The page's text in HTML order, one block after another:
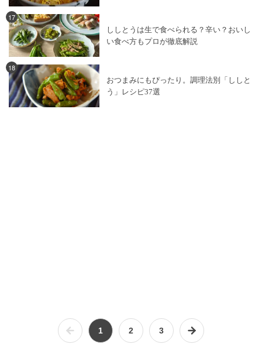
17
ししとうは生で食べられる？辛い？おいし
い食べ方もプロが徹底解説
18
おつまみにもぴったり。調理法別「ししと
う」レシピ37選
1 2 3